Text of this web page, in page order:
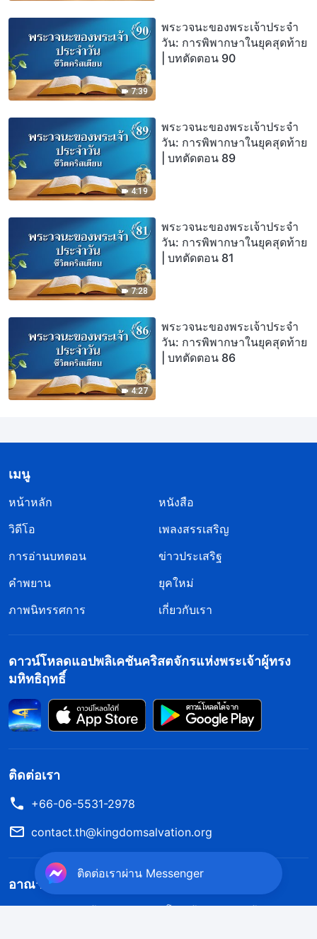
7:39
พระวจนะของพระเจ้าประจำ
วัน: การพิพากษาในยุคสุดท้าย
| บทตัดตอน 90
4:19
พระวจนะของพระเจ้าประจำ
วัน: การพิพากษาในยุคสุดท้าย
| บทตัดตอน 89
7:28
พระวจนะของพระเจ้าประจำ
วัน: การพิพากษาในยุคสุดท้าย
| บทตัดตอน 81
4:27
พระวจนะของพระเจ้าประจำ
วัน: การพิพากษาในยุคสุดท้าย
| บทตัดตอน 86
เมนู
หน้าหลัก
หนังสือ
วิดีโอ
เพลงสรรเสริญ
การอ่านบทตอน
ข่าวประเสริฐ
คำพยาน
ยุคใหม่
ภาพนิทรรศการ
เกี่ยวกับเรา
ดาวน์โหลดแอปพลิเคชันคริสตจักรแห่งพระเจ้าผู้ทรง
มหิทธิฤทธิ์
ติดต่อเรา
+66-06-5531-2978
contact.th@kingdomsalvation.org
อาณาจักรของพระเจ้ามาถึงแล้ว
อาณาจักรของพระเจ้าสถิตบนแผ่นดินโลกแล้ว! คุณอยากเข้าสู่
ติดต่อเราผ่าน Messenger